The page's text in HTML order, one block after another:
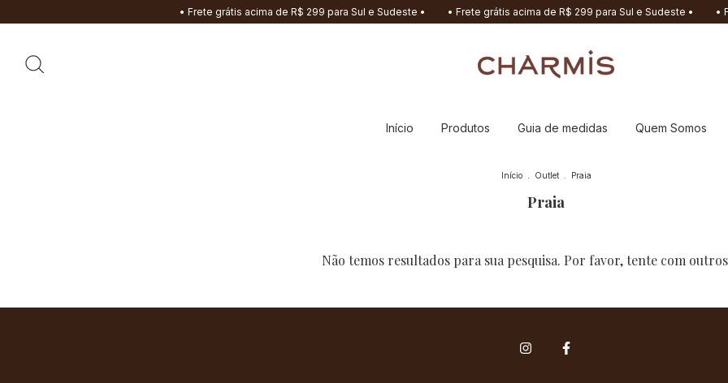
• Frete grátis acima de R$ 299 para Sul e Sudeste • • Frete grátis acima de R$ 299 para Sul e Sudeste • •
Início Produtos Guia de medidas Quem Somos
Início Outlet Praia
Praia
Não temos resultados para sua pesquisa. Por favor, tente com